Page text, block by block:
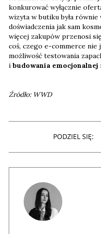
konkurować wyłącznie
wizyta w butiku była równie
doświadczenia jak sam
więcej zakupów przenosi
coś, czego e-commerce nie
możliwość testowania
i budowania emocjonalnej
Źródło: WWD
PODZIEL SIĘ: